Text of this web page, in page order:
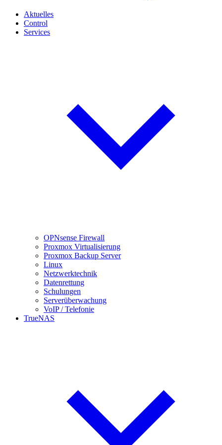
Aktuelles
Control
Services
OPNsense Firewall
Proxmox Virtualisierung
Proxmox Backup Server
Linux
Netzwerktechnik
Datenrettung
Schulungen
Serverüberwachung
VoIP / Telefonie
TrueNAS